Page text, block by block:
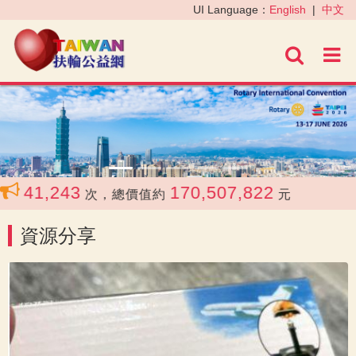
進階
UI Language： English | 中文
‹ ›
41,243 次，總價值約 170,507,822 元
資源分享